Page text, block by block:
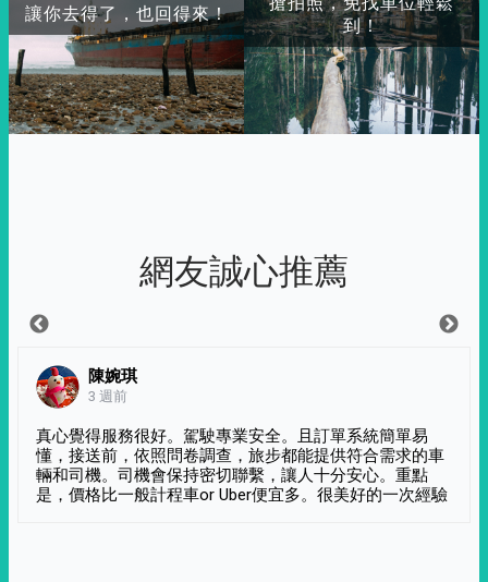
讓你去得了，也回得來！
到！
網友誠心推薦
陳婉琪
3 週前
真心覺得服務很好。駕駛專業安全。且訂單系統簡單易
懂，接送前，依照問卷調查，旅步都能提供符合需求的車
輛和司機。司機會保持密切聯繫，讓人十分安心。重點
是，價格比一般計程車or Uber便宜多。很美好的一次經驗